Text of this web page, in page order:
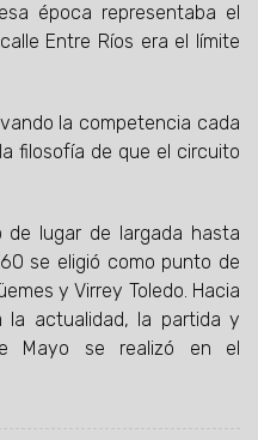
época representaba el
Entre Ríos era el límite
la competencia cada
filosofía de que el circuito
de lugar de largada hasta
se eligió como punto de
y Virrey Toledo. Hacia
actualidad, la partida y
Mayo se realizó en el